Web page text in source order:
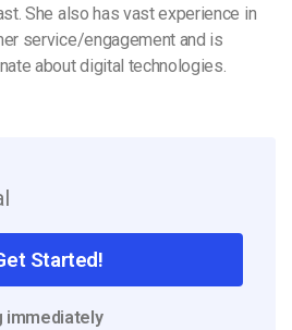
She also has vast experience in
service/engagement and is
about digital technologies.
Started!
immediately